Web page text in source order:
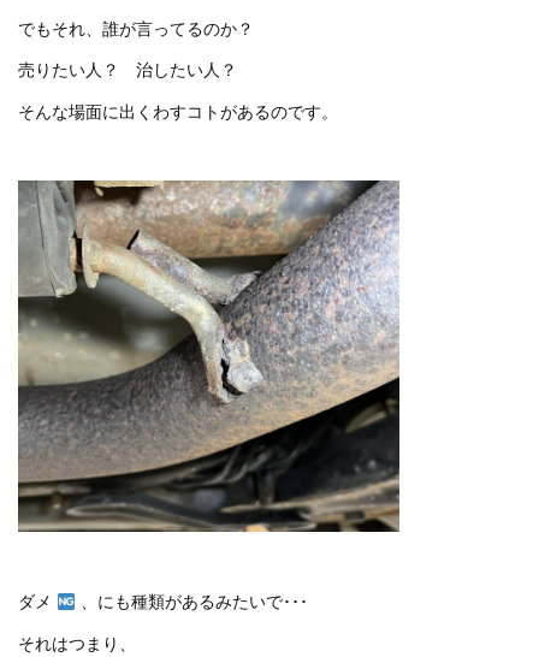
でもそれ、誰が言ってるのか？
売りたい人？ 治したい人？
そんな場面に出くわすコトがあるのです。
ダメ
、にも種類があるみたいで･･･
それはつまり、